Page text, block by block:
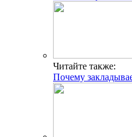
Читайте также:
Почему